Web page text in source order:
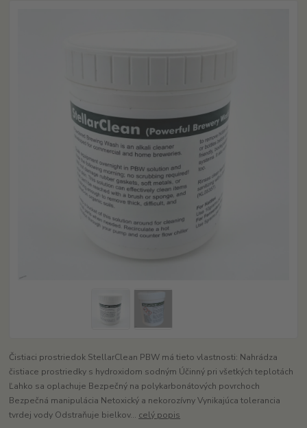
Čistiaci prostriedok StellarClean PBW má tieto vlastnosti: Nahrádza
čistiace prostriedky s hydroxidom sodným Účinný pri všetkých teplotách
Ľahko sa oplachuje Bezpečný na polykarbonátových povrchoch
Bezpečná manipulácia Netoxický a nekorozívny Vynikajúca tolerancia
tvrdej vody Odstraňuje bielkov... celý popis